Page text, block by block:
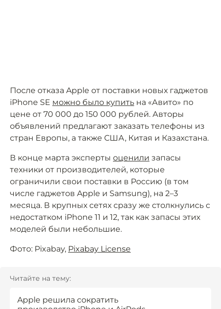
После отказа Apple от поставки новых гаджетов
iPhone SE можно было купить на «Авито» по
цене от 70 000 до 150 000 рублей. Авторы
объявлений предлагают заказать телефоны из
стран Европы, а также США, Китая и Казахстана.
В конце марта эксперты оценили запасы
техники от производителей, которые
ограничили свои поставки в Россию (в том
числе гаджетов Apple и Samsung), на 2–3
месяца. В крупных сетях сразу же столкнулись с
недостатком iPhone 11 и 12, так как запасы этих
моделей были небольшие.
Фото: Pixabay, Pixabay License
Читайте на тему:
Apple решила сократить